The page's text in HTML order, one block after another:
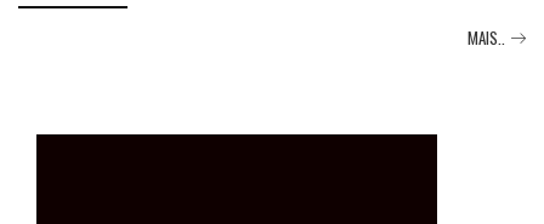
MAIS..